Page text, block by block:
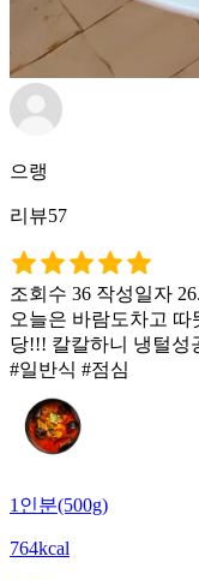
으랭
리뷰57
조회수 36 작성일자
오늘은 바람도차고
당!!! 칼칼하니 냉털성
#일반식 #점심
1인분(500g)
764kcal